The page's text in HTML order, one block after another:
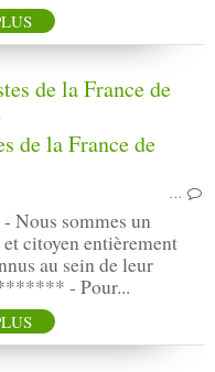
de la France de
…
Nous sommes un
citoyen entièrement
au sein de leur
- Pour...